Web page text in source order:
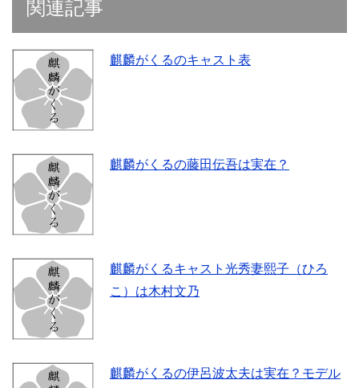
関連記事
麒麟がくるのキャスト表
麒麟がくるの藤田伝吾は実在？
麒麟がくるキャスト光秀妻熙子（ひろ
こ）は木村文乃
麒麟がくるの伊呂波太夫は実在？モデル